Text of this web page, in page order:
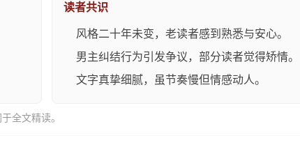
读者共识
风格二十年未变，老读者感到熟悉与安心。
男主纠结行为引发争议，部分读者觉得矫情。
文字真挚细腻，虽节奏慢但情感动人。
全文精读。